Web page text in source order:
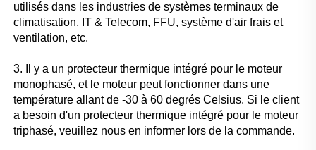
utilisés dans les industries de systèmes terminaux de
climatisation, IT & Telecom, FFU, système d'air frais et
ventilation, etc.
3. Il y a un protecteur thermique intégré pour le moteur
monophasé, et le moteur peut fonctionner dans une
température allant de -30 à 60 degrés Celsius. Si le client
a besoin d'un protecteur thermique intégré pour le moteur
triphasé, veuillez nous en informer lors de la commande.